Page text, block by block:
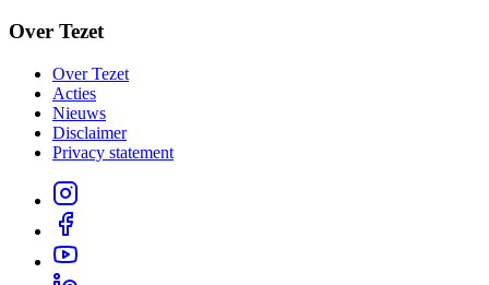
Over Tezet
Over Tezet
Acties
Nieuws
Disclaimer
Privacy statement